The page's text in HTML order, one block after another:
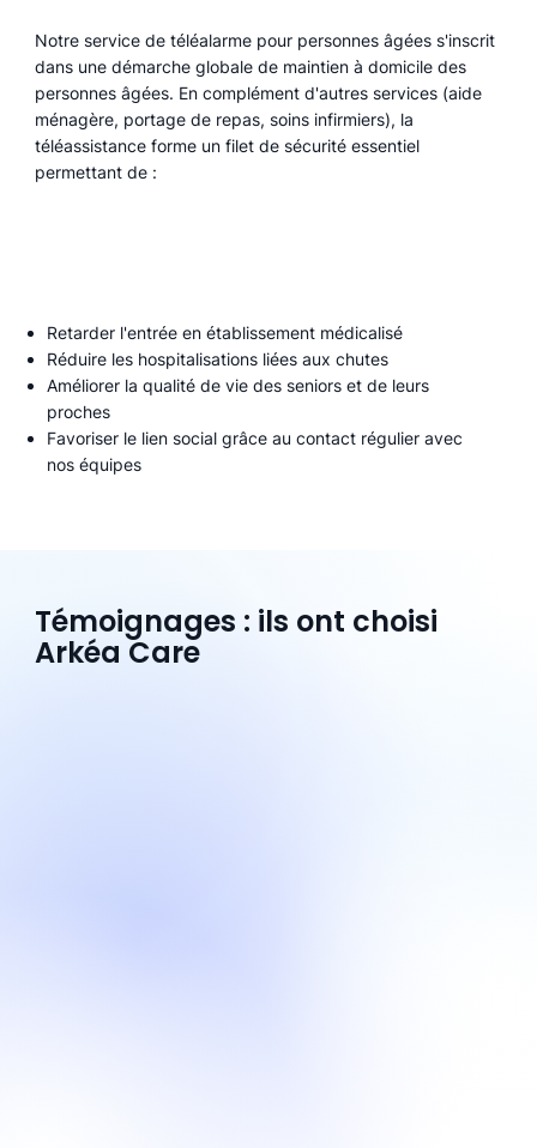
Notre service de téléalarme pour personnes âgées s'inscrit
dans une démarche globale de maintien à domicile des
personnes âgées. En complément d'autres services (aide
ménagère, portage de repas, soins infirmiers), la
téléassistance forme un filet de sécurité essentiel
permettant de :
Retarder l'entrée en établissement médicalisé
Réduire les hospitalisations liées aux chutes
Améliorer la qualité de vie des seniors et de leurs
proches
Favoriser le lien social grâce au contact régulier avec
nos équipes
Témoignages : ils ont choisi
Arkéa Care